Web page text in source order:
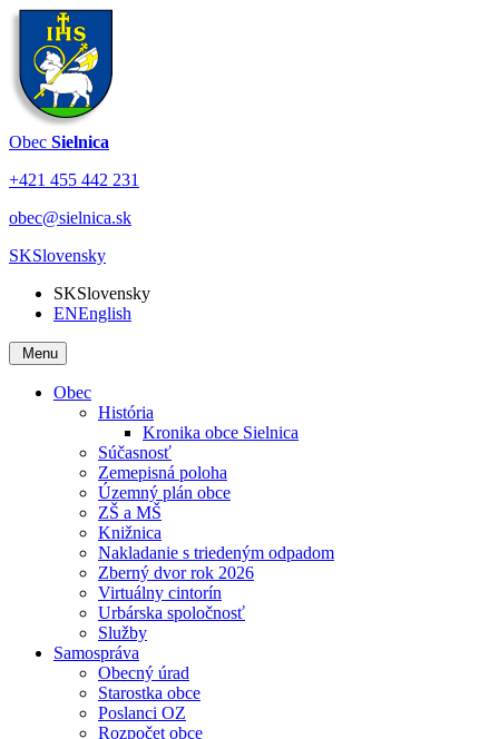
Obec Sielnica
+421 455 442 231
obec@sielnica.sk
SKSlovensky
SKSlovensky
ENEnglish
Menu
Obec
História
Kronika obce Sielnica
Súčasnosť
Zemepisná poloha
Územný plán obce
ZŠ a MŠ
Knižnica
Nakladanie s triedeným odpadom
Zberný dvor rok 2026
Virtuálny cintorín
Urbárska spoločnosť
Služby
Samospráva
Obecný úrad
Starostka obce
Poslanci OZ
Rozpočet obce